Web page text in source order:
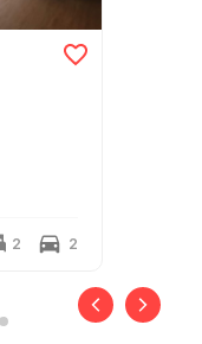
2 2